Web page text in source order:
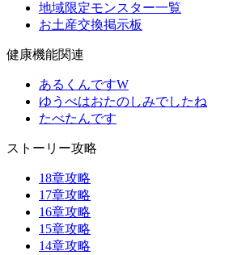
地域限定モンスター一覧
お土産交換掲示板
健康機能関連
あるくんですW
ゆうべはおたのしみでしたね
たべたんです
ストーリー攻略
18章攻略
17章攻略
16章攻略
15章攻略
14章攻略